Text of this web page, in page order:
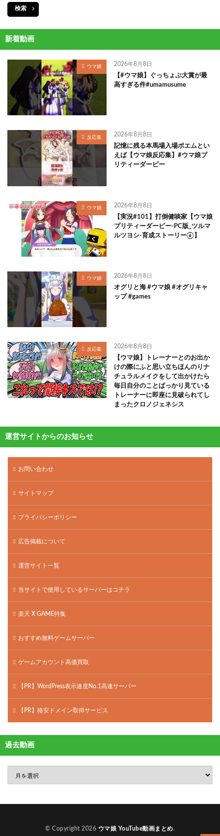
検索
新着動画
ウマ娘 2026年8月8日
【#ウマ娘】ぐっちょぶ大賞が最
高すぎる件#umamusume
反応集 2026年8月8日
記憶に残る本馬場入場ポエムとい
えば【ウマ娘反応集】#ウマ娘プ
リティーダービー
ウマ娘 2026年8月8日
【実況#101】打倒健啖家【ウマ娘
プリティーダービー-PC版_ツルマ
ルツヨシ-育成ストーリー⑥】
ウマ娘 2026年8月8日
オグリと海 #ウマ娘 #オグリキャ
ップ #games
反応集 2026年8月8日
【ウマ娘】トレーナーとのお出か
けの際にふと思い立ちほんのりナ
チュラルメイクをして出かけたら
毎日自分のことばっかり見ている
トレーナーに即座に見破られてし
まったクロノジェネシス
運営サイトからのお知らせ
お問い合わせ
サイトマップ
プライバシーポリシー
広告掲載について
運営サイト一覧
当サイトで使用しているサーバーはコチラ
楽天 X GAME特集
おすすめ無料ゲームサーバー
ゲームアカウント高価買取
【PR】WordPress表示速度No.1高速サーバー
【PR】格安ドメイン取得サービス
過去動画
© Copyright 2026 ウマ娘 YouTube動画まとめ.